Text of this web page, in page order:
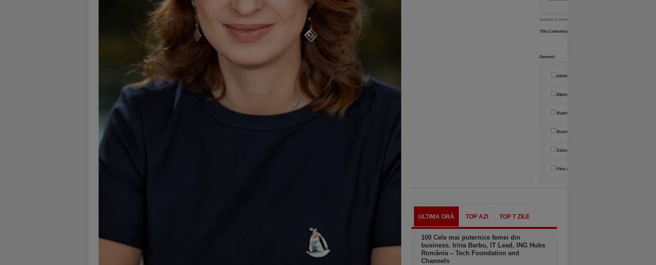
ULTIMA ORĂ TOP AZI TOP 7 ZILE
100 Cele mai puternice femei din
business. Irina Barbu, IT Lead, ING Hubs
România – Tech Foundation and
Channels